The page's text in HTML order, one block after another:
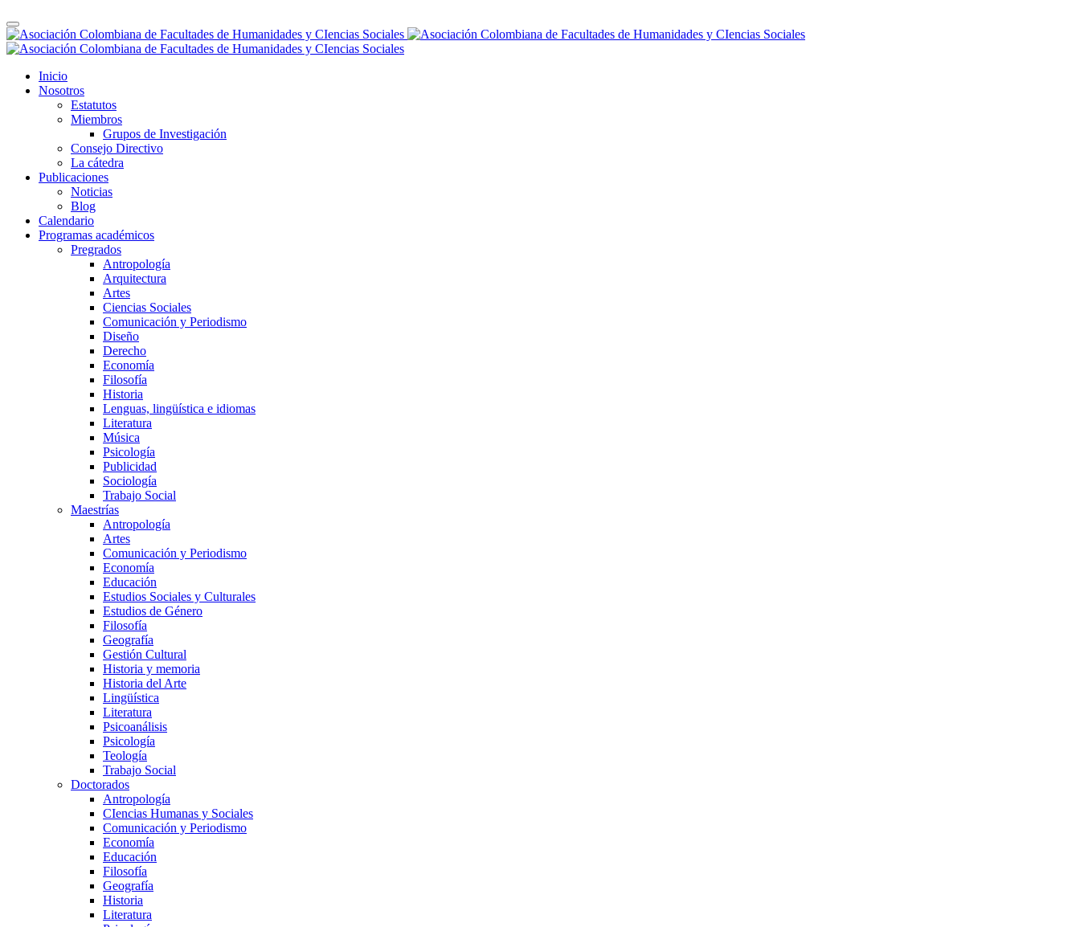
Inicio
Nosotros
Estatutos
Miembros
Grupos de Investigación
Consejo Directivo
La cátedra
Publicaciones
Noticias
Blog
Calendario
Programas académicos
Pregrados
Antropología
Arquitectura
Artes
Ciencias Sociales
Comunicación y Periodismo
Diseño
Derecho
Economía
Filosofía
Historia
Lenguas, lingüística e idiomas
Literatura
Música
Psicología
Publicidad
Sociología
Trabajo Social
Maestrías
Antropología
Artes
Comunicación y Periodismo
Economía
Educación
Estudios Sociales y Culturales
Estudios de Género
Filosofía
Geografía
Gestión Cultural
Historia y memoria
Historia del Arte
Lingüística
Literatura
Psicoanálisis
Psicología
Teología
Trabajo Social
Doctorados
Antropología
CIencias Humanas y Sociales
Comunicación y Periodismo
Economía
Educación
Filosofía
Geografía
Historia
Literatura